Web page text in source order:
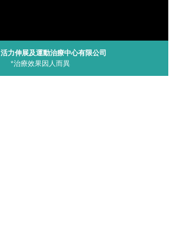
活力伸展及運動治療中心有限公司
*治療效果因人而異